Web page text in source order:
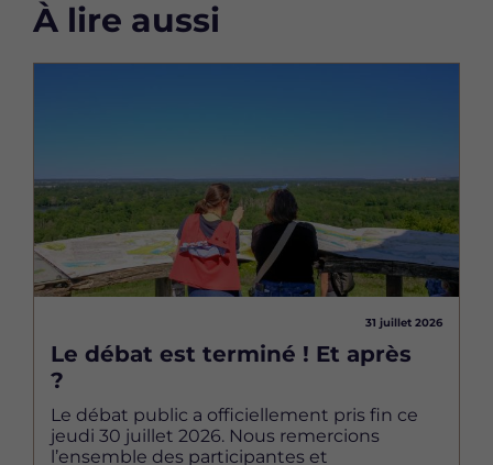
À lire aussi
31 juillet 2026
Le débat est terminé ! Et après
?
Le débat public a officiellement pris fin ce
jeudi 30 juillet 2026. Nous remercions
l’ensemble des participantes et